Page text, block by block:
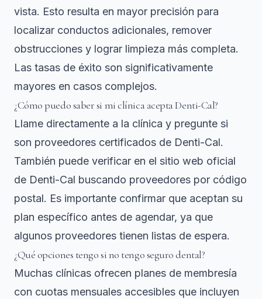
vista. Esto resulta en mayor precisión para
localizar conductos adicionales, remover
obstrucciones y lograr limpieza más completa.
Las tasas de éxito son significativamente
mayores en casos complejos.
¿Cómo puedo saber si mi clínica acepta Denti-Cal?
Llame directamente a la clínica y pregunte si
son proveedores certificados de Denti-Cal.
También puede verificar en el sitio web oficial
de Denti-Cal buscando proveedores por código
postal. Es importante confirmar que aceptan su
plan específico antes de agendar, ya que
algunos proveedores tienen listas de espera.
¿Qué opciones tengo si no tengo seguro dental?
Muchas clínicas ofrecen planes de membresía
con cuotas mensuales accesibles que incluyen